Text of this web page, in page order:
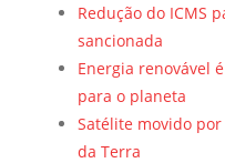
Redução do ICMS
sancionada
Energia renovável
para o planeta
Satélite movido
da Terra